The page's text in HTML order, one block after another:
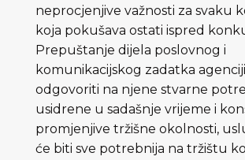
neprocjenjive važnosti za svaku
koja pokušava ostati ispred
Prepuštanje dijela poslovnog i
komunikacijskog zadatka
odgovoriti na njene stvarne
usidrene u sadašnje vrijeme i
promjenjive tržišne okolnosti,
će biti sve potrebnija na tržištu